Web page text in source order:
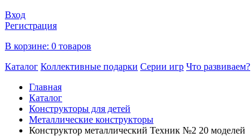
Вход
Регистрация
В корзине: 0 товаров
Каталог Коллективные подарки Серии игр Что развиваем?
Главная
Каталог
Конструкторы для детей
Металлические конструкторы
Конструктор металлический Техник №2 20 моделей